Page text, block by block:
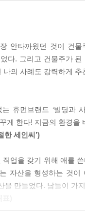
그렇지 않은 자’, 그 차
.
의, 임대수익과 시세차
딩 투자에 성공한 실
딩 투자를 시작하는 첫
를 하기 위한 주요 지
담았다.
안타까웠던 것이 건
다. 그리고 건물주가 된
나의 사례도 강력하게 추
휴먼브랜드 ‘빌딩과
게 한다! 지금의 환경
한 세인씨’)
업을 갖기 위해 애를
자산을 형성하는 것이
을 만들었다. 남들이 가